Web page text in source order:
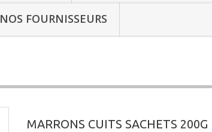
NOS FOURNISSEURS
MARRONS CUITS SACHETS 200G